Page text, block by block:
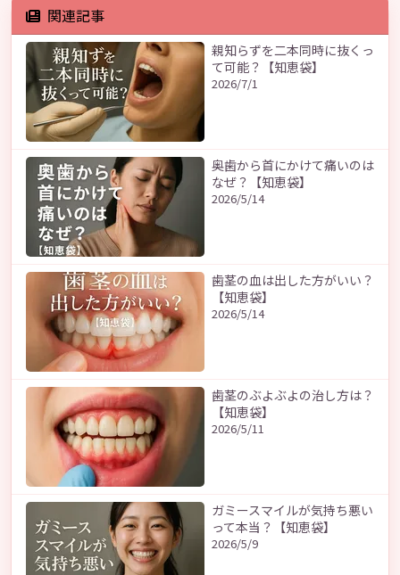
関連記事
親知らずを二本同時に抜くっ
て可能？【知恵袋】
2026/7/1
奥歯から首にかけて痛いのは
なぜ？【知恵袋】
2026/5/14
歯茎の血は出した方がいい？
【知恵袋】
2026/5/14
歯茎のぶよぶよの治し方は？
【知恵袋】
2026/5/11
ガミースマイルが気持ち悪い
って本当？【知恵袋】
2026/5/9